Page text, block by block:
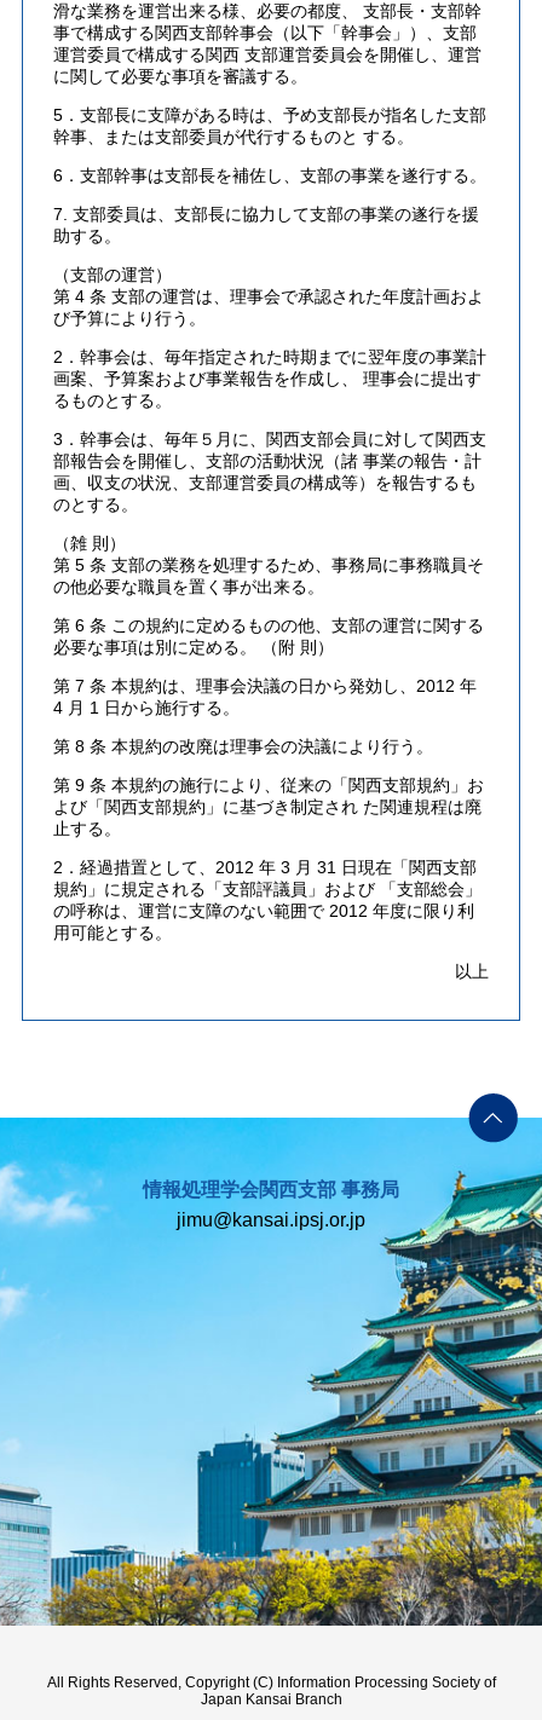
滑な業務を運営出来る様、必要の都度、 支部長・支部幹
事で構成する関西支部幹事会（以下「幹事会」）、支部
運営委員で構成する関西 支部運営委員会を開催し、運営
に関して必要な事項を審議する。
5．支部長に支障がある時は、予め支部長が指名した支部
幹事、または支部委員が代行するものと する。
6．支部幹事は支部長を補佐し、支部の事業を遂行する。
7. 支部委員は、支部長に協力して支部の事業の遂行を援
助する。
（支部の運営）
第 4 条 支部の運営は、理事会で承認された年度計画およ
び予算により行う。
2．幹事会は、毎年指定された時期までに翌年度の事業計
画案、予算案および事業報告を作成し、 理事会に提出す
るものとする。
3．幹事会は、毎年５月に、関西支部会員に対して関西支
部報告会を開催し、支部の活動状況（諸 事業の報告・計
画、収支の状況、支部運営委員の構成等）を報告するも
のとする。
（雑 則）
第 5 条 支部の業務を処理するため、事務局に事務職員そ
の他必要な職員を置く事が出来る。
第 6 条 この規約に定めるものの他、支部の運営に関する
必要な事項は別に定める。 （附 則）
第 7 条 本規約は、理事会決議の日から発効し、2012 年
4 月 1 日から施行する。
第 8 条 本規約の改廃は理事会の決議により行う。
第 9 条 本規約の施行により、従来の「関西支部規約」お
よび「関西支部規約」に基づき制定され た関連規程は廃
止する。
2．経過措置として、2012 年 3 月 31 日現在「関西支部
規約」に規定される「支部評議員」および 「支部総会」
の呼称は、運営に支障のない範囲で 2012 年度に限り利
用可能とする。
以上
情報処理学会関西支部 事務局
jimu@kansai.ipsj.or.jp
All Rights Reserved, Copyright (C) Information Processing Society of
Japan Kansai Branch